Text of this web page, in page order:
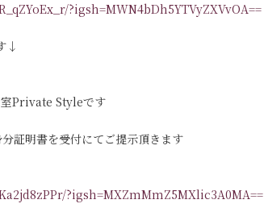
?igsh=MWN4bDh5YTVyZXVvOA==
↓
Private Styleです
証明書を受付にてご提示頂きます
?igsh=MXZmMmZ5MXlic3A0MA==